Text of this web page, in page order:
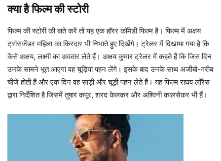
क्या है फिल्म की स्टोरी
फिल्म की स्टोरी की बाते करें तो यह एक हॉरर कॉमेडी फिल्म है। फिल्म में अक्षय
ट्रांसजेंडर महिला का किरदार भी निभाते हुए दिखेंगे। ट्रेलर में दिखाया गया है कि
कैसे अक्षय, लक्ष्मी का अवतार लेते हैं। अक्षय कुमार ट्रेलर में कहते हैं कि जिस दिन
उनके सामने भूत आएगा वह चूड़ियां पहन लेंगे। इसके बाद उनके साथ अजीबो-गरीब
चीजें होती हैं और एक दिन वह साड़ी और चूड़ी पहन लेते हैं। यह फिल्म राघव लॉरेंस
द्वारा निर्देशित है जिसमें तुषार कपूर, शरद केलकर और अश्विनी कालसेकर भी हैं।